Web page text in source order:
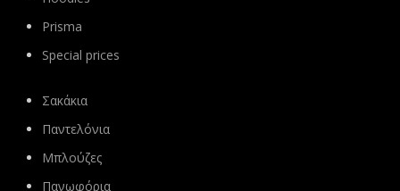
Prisma
Special prices
Σακάκια
Παντελόνια
Μπλούζες
Πανωφόρια